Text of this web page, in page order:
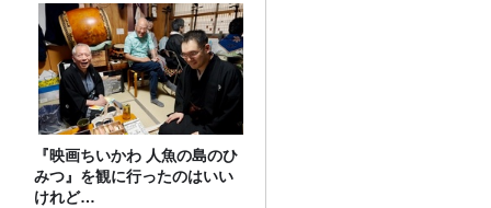
『映画ちいかわ 人魚の島のひ
みつ』を観に行ったのはいい
けれど…